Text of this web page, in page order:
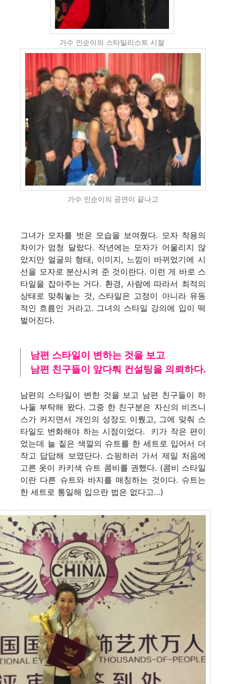
가수 인순이의 스타일리스트 시절
가수 인순이의 공연이 끝나고
그녀가 모자를 벗은 모습을 보여줬다. 모자 착용의
차이가 엄청 달랐다. 작년에는 모자가 어울리지 않
았지만 얼굴의 형태, 이미지, 느낌이 바뀌었기에 시
선을 모자로 분산시켜 준 것이란다. 이런 게 바로 스
타일을 잡아주는 거다. 환경, 사람에 따라서 최적의
상태로 맞춰놓는 것, 스타일은 고정이 아니라 유동
적인 흐름인 거라고. 그녀의 스타일 강의에 입이 떡
벌어진다.
남편 스타일이 변하는 것을 보고
남편 친구들이 앞다퉈 컨설팅을 의뢰하다.
남편의 스타일이 변한 것을 보고 남편 친구들이 하
나둘 부탁해 왔다. 그중 한 친구분은 자신의 비즈니
스가 커지면서 개인의 성장도 이뤘고, 그에 맞춰 스
타일도 변화해야 하는 시점이었다.
키가 작은 편이
었는데 늘 짙은 색깔의 슈트를 한 세트로 입어서 더
작고 답답해 보였단다. 쇼핑하러 가서 제일 처음에
고른 옷이 카키색 슈트 콤비를 권했다. (콤비 스타일
이란 다른 슈트와 바지를 매칭하는 것이다. 슈트는
한 세트로 통일해 입으란 법은 없다고…)